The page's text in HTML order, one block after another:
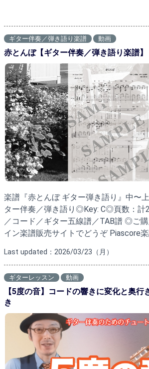
ギター伴奏／弾き語り楽譜 動画
赤とんぼ【ギター伴奏／弾き語り楽譜】
楽譜『赤とんぼ ギター弾き語り』中〜
ター伴奏／弾き語り◎Key: C◎頁数：計
／コード／ギター五線譜／TAB譜 ◎ご
イン楽譜販売サイトでどうぞ Piascore
Last updated：2026/03/23（月）
ギターレッスン 動画
【5度の音】コードの響きに変化と奥行
き